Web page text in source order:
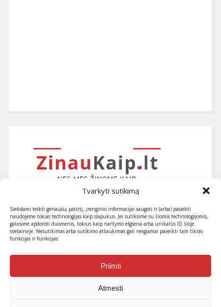
Tvarkyti sutikimą
Siekdami teikti geriausią patirtį, įrenginio informacijai saugoti ir (arba) pasiekti
naudojame tokias technologijas kaip slapukus. Jei sutiksime su šiomis technologijomis,
galėsime apdoroti duomenis, tokius kaip naršymo elgsena arba unikalūs ID šioje
svetainėje. Nesutikimas arba sutikimo atšaukimas gali neigiamai paveikti tam tikras
funkcijas ir funkcijas.
Priimti
Atmesti
Užsiprenumeruokite naujausius
straipsnius ir patarimus